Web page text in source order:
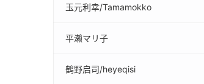
玉元利幸/Tamamokko
平濑マリ子
鹤野启司/heyeqisi